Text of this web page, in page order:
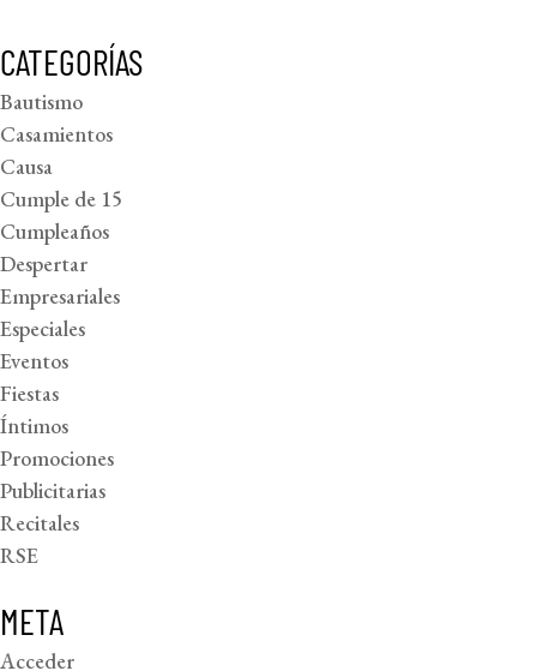
CATEGORÍAS
Bautismo
Casamientos
Causa
Cumple de 15
Cumpleaños
Despertar
Empresariales
Especiales
Eventos
Fiestas
Íntimos
Promociones
Publicitarias
Recitales
RSE
META
Acceder